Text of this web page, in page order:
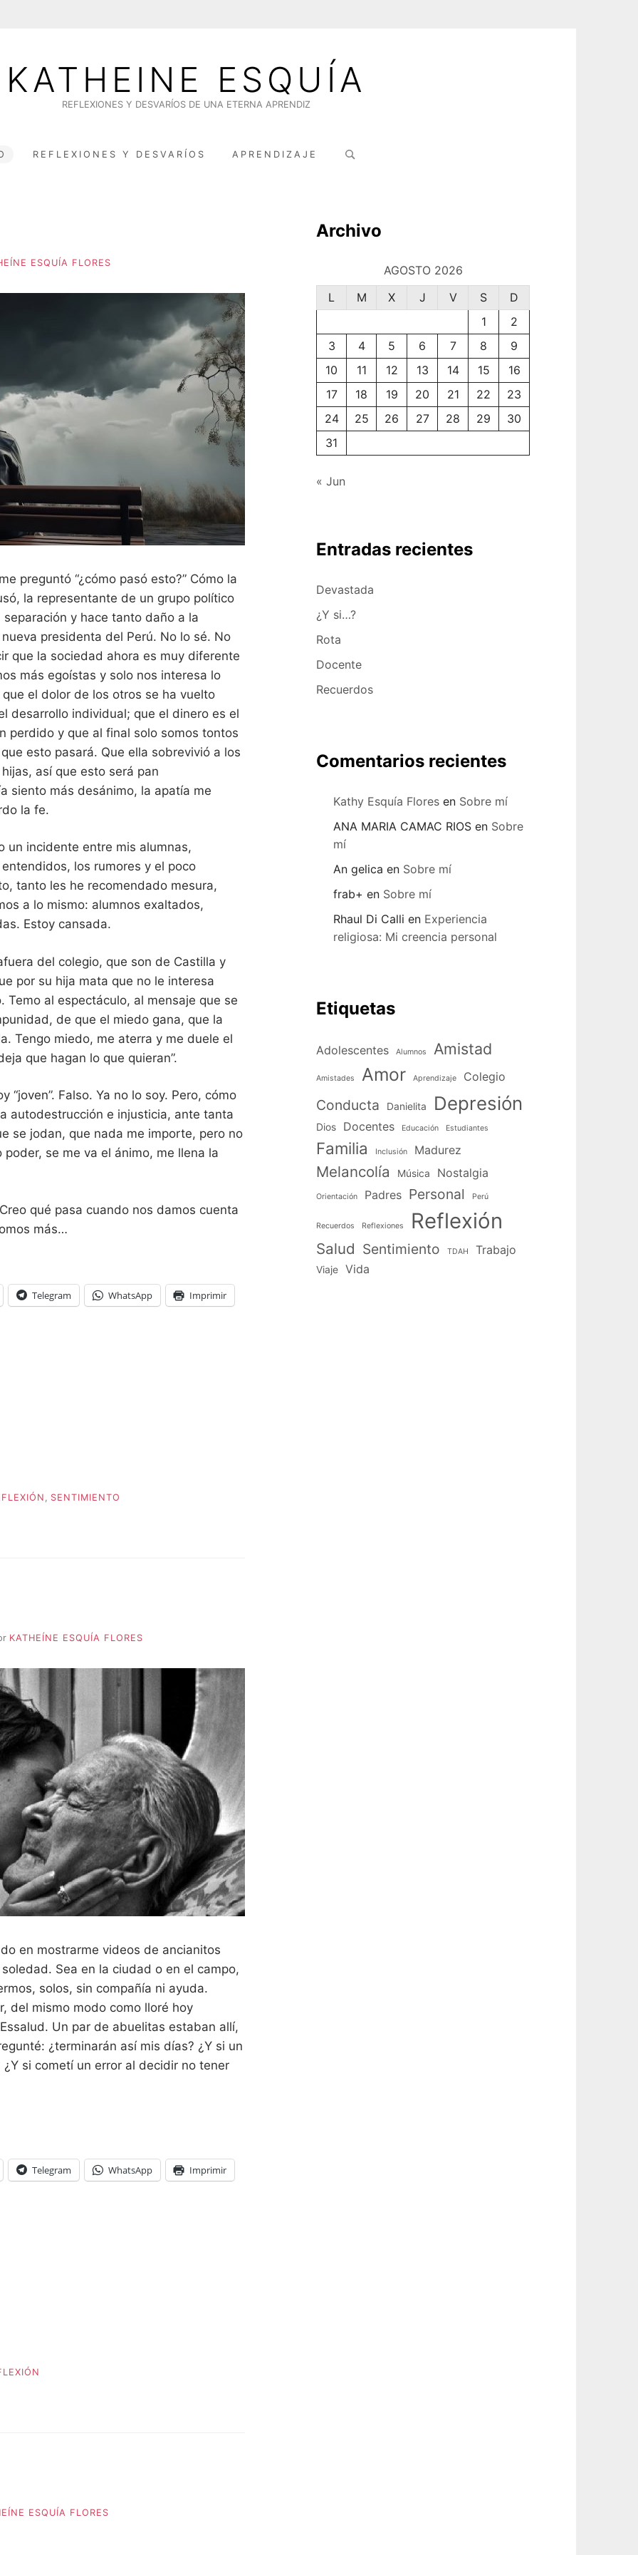
KATHEINE ESQUÍA
REFLEXIONES Y DESVARÍOS DE UNA ETERNA APRENDIZ
REFLEXIONES Y DESVARÍOS APRENDIZAJE
Buscar:
ESQUÍA FLORES
preguntó “¿cómo pasó esto?” Cómo la
la representante de un grupo político
y hace tanto daño a la
presidenta del Perú. No lo sé. No
que la sociedad ahora es muy diferente
más egoístas y solo nos interesa lo
el dolor de los otros se ha vuelto
desarrollo individual; que el dinero es el
perdido y que al final solo somos tontos
esto pasará. Que ella sobrevivió a los
así que esto será pan
siento más desánimo, la apatía me
la fe.
un incidente entre mis alumnas,
los rumores y el poco
tanto les he recomendado mesura,
a lo mismo: alumnos exaltados,
Estoy cansada.
del colegio, que son de Castilla y
por su hija mata que no le interesa
al espectáculo, al mensaje que se
de que el miedo gana, que la
Tengo miedo, me aterra y me duele el
que hagan lo que quieran”.
“joven”. Falso. Ya no lo soy. Pero, cómo
autodestrucción e injusticia, ante tanta
se jodan, que nada me importe, pero no
se me va el ánimo, me llena la
qué pasa cuando nos damos cuenta
más…
Telegram WhatsApp Imprimir
SENTIMIENTO
KATHEÍNE ESQUÍA FLORES
en mostrarme videos de ancianitos
Sea en la ciudad o en el campo,
solos, sin compañía ni ayuda.
del mismo modo como lloré hoy
Un par de abuelitas estaban allí,
¿terminarán así mis días? ¿Y si un
si cometí un error al decidir no tener
Telegram WhatsApp Imprimir
ESQUÍA FLORES
Archivo
AGOSTO 2026
L
M X J V S
D
1
2
3
4 5 6 7 8
9
10
11 12 13 14 15
16
17
18 19 20 21 22
23
24
25 26 27 28 29
30
31
« Jun
Entradas recientes
Devastada
¿Y si…?
Rota
Docente
Recuerdos
Comentarios recientes
Kathy Esquía Flores en Sobre mí
ANA MARIA CAMAC RIOS en Sobre
mí
An gelica en Sobre mí
frab+ en Sobre mí
Rhaul Di Calli en Experiencia
religiosa: Mi creencia personal
Etiquetas
Adolescentes Alumnos Amistad
Amistades Amor Aprendizaje Colegio
Conducta Danielita Depresión
Dios Docentes Educación Estudiantes
Familia Inclusión Madurez
Melancolía Música Nostalgia
Orientación Padres Personal Perú
Recuerdos Reflexiones Reflexión
Salud Sentimiento TDAH Trabajo
Viaje Vida